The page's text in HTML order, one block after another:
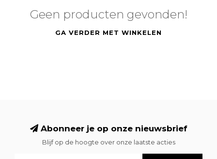
Geen producten gevonden!
GA VERDER MET WINKELEN
Abonneer je op onze nieuwsbrief
Blijf op de hoogte over onze laatste acties